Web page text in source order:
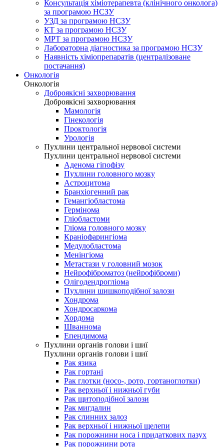
Консультація хіміотерапевта (клінічного онколога)
за програмою НСЗУ
УЗД за програмою НСЗУ
КТ за програмою НСЗУ
МРТ за програмою НСЗУ
Лабораторна діагностика за програмою НСЗУ
Наявність хіміопрепаратів (централізоване
постачання)
Онкологія
Онкологія
Доброякісні захворювання
Доброякісні захворювання
Мамологія
Гінекологія
Проктологія
Урологія
Пухлини центральної нервової системи
Пухлини центральної нервової системи
Аденома гіпофізу
Пухлини головного мозку
Астроцитома
Бранхіогенний рак
Гемангіобластома
Гермінома
Гліобластоми
Гліома головного мозку
Краніофарингіома
Медулобластома
Менінгіома
Метастази у головний мозок
Нейрофіброматоз (нейрофіброми)
Олігодендрогліома
Пухлини шишкоподібної залози
Хондрома
Хондросаркома
Хордома
Шваннома
Епендимома
Пухлини органів голови і шиї
Пухлини органів голови і шиї
Рак язика
Рак гортані
Рак глотки (носо-, рото, гортаноглотки)
Рак верхньої і нижньої губи
Рак щитоподібної залози
Рак мигдалин
Рак слинних залоз
Рак верхньої і нижньої щелепи
Рак порожнини носа і придаткових пазух
Рак порожнини рота